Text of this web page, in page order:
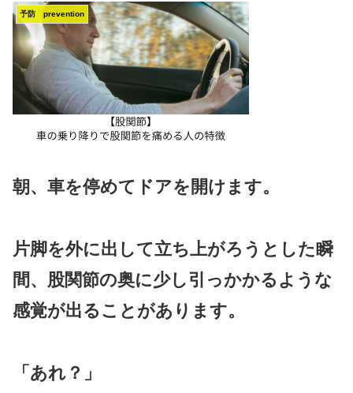
予防 prevention
朝、車を停めてドアを開けます。
片脚を外に出して立ち上がろうとした瞬
間、股関節の奥に少し引っかかるような
感覚が出ることがあります。
「あれ？」